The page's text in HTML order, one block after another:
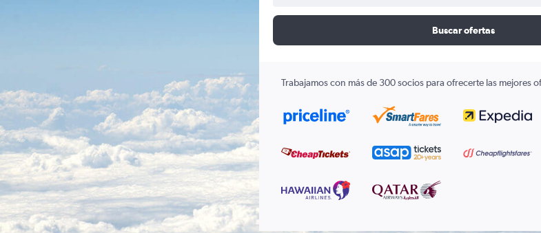
Buscar ofertas
Trabajamos con más de 300 socios para ofrecerte las mejores